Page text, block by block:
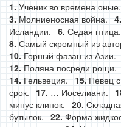
Ученик во времена оные.
Молниеносная война.
Исландии.
Седая птица.
Самый скромный из
Горный фазан из Азии.
Поляна посреди рощи.
Гельвеция.
Певец
срок.
… Иоселиани.
минус клинок.
бутылок.
Форма